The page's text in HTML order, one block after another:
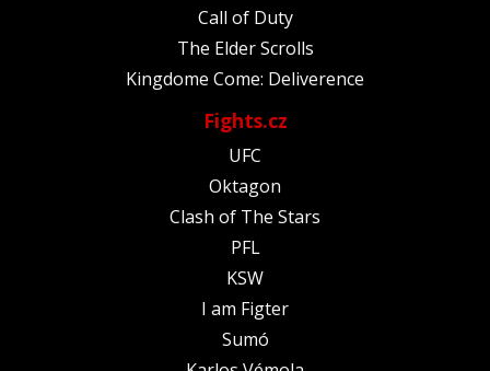
Call of Duty
The Elder Scrolls
Kingdome Come: Deliverence
Fights.cz
UFC
Oktagon
Clash of The Stars
PFL
KSW
I am Figter
Sumó